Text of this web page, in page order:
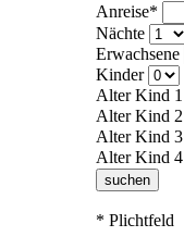
Anreise*
Nächte
Erwachsene
Kinder
Alter Kind 1
Alter Kind 2
Alter Kind 3
Alter Kind 4
suchen
* Plichtfeld